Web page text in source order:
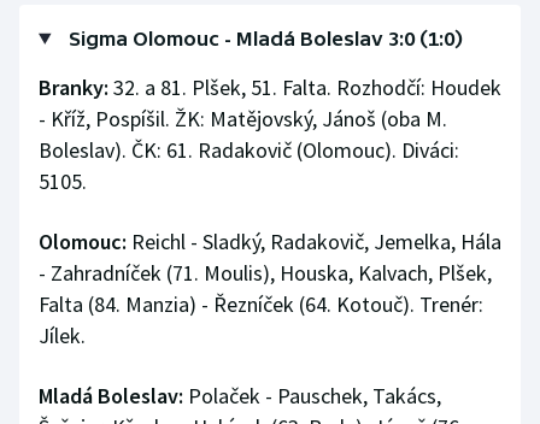
Sigma Olomouc - Mladá Boleslav 3:0 (1:0)
Branky: 32. a 81. Plšek, 51. Falta. Rozhodčí: Houdek
- Kříž, Pospíšil. ŽK: Matějovský, Jánoš (oba M.
Boleslav). ČK: 61. Radakovič (Olomouc). Diváci:
5105.
Olomouc: Reichl - Sladký, Radakovič, Jemelka, Hála
- Zahradníček (71. Moulis), Houska, Kalvach, Plšek,
Falta (84. Manzia) - Řezníček (64. Kotouč). Trenér:
Jílek.
Mladá Boleslav: Polaček - Pauschek, Takács,